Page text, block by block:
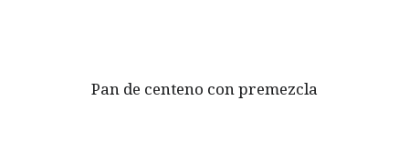
Pan de centeno con premezcla